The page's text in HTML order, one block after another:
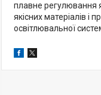
плавне регулювання
якісних матеріалів і
освітлювальної